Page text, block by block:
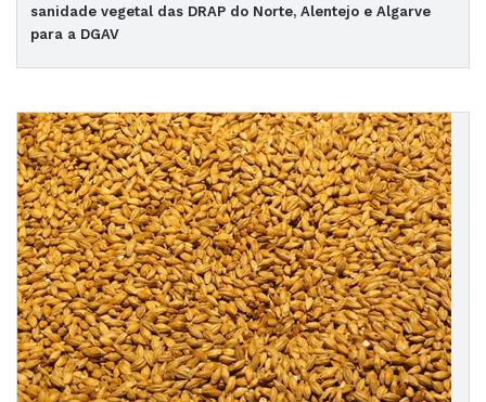
sanidade vegetal das DRAP do Norte, Alentejo e Algarve
para a DGAV